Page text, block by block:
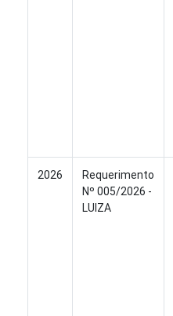
2026
Requerimento
Nº 005/2026 -
LUIZA